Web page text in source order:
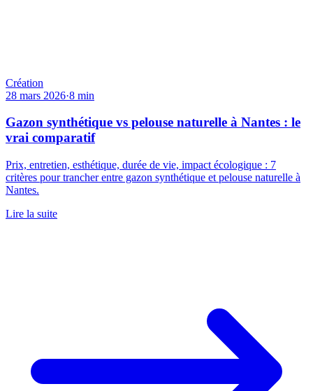
Création
28 mars 2026·8 min
Gazon synthétique vs pelouse naturelle à Nantes : le
vrai comparatif
Prix, entretien, esthétique, durée de vie, impact écologique : 7
critères pour trancher entre gazon synthétique et pelouse naturelle à
Nantes.
Lire la suite